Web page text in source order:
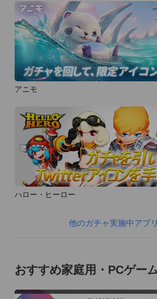
アニモ
ハロー・ヒーロー
他のガチャ実施中アプ
おすすめ家庭用・PCゲー